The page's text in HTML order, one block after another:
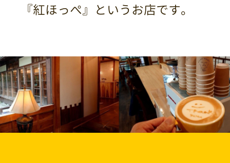
『紅ほっぺ』というお店です。